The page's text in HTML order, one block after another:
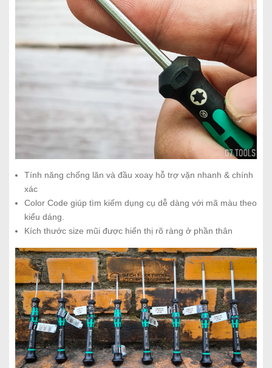
Tính năng chống lăn và đầu xoay hỗ trợ vặn nhanh & chính
xác
Color Code giúp tìm kiếm dụng cụ dễ dàng với mã màu theo
kiểu dáng.
Kích thước size mũi được hiển thị rõ ràng ở phần thân